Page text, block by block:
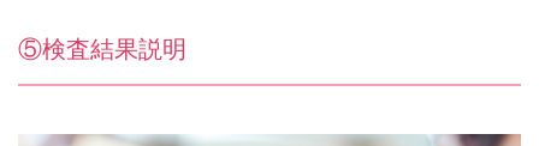
⑤検査結果説明